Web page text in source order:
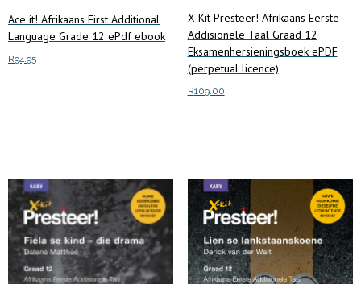
Ace it! Afrikaans First Additional
Language Grade 12 ePdf ebook
R94.95
X-Kit Presteer! Afrikaans Eerste
Addisionele Taal Graad 12
Eksamenhersieningsboek ePDF
(perpetual licence)
R109.00